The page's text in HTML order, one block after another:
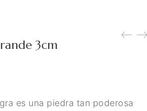
3cm
es una piedra tan poderosa